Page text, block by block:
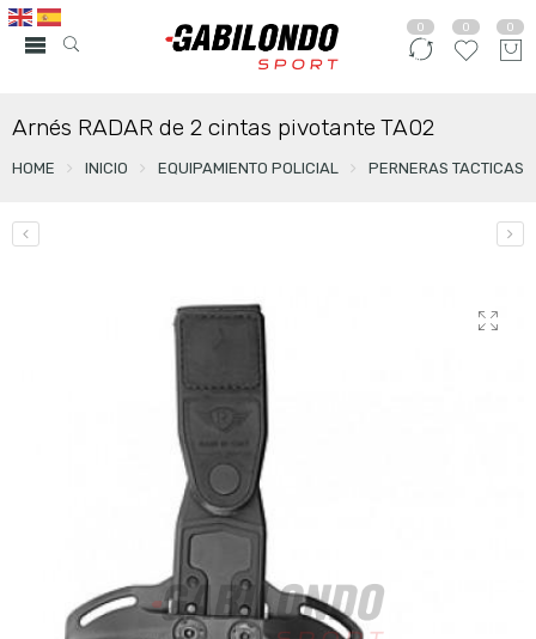
0 0 0
Arnés RADAR de 2 cintas pivotante TA02
HOME INICIO EQUIPAMIENTO POLICIAL PERNERAS TACTICAS